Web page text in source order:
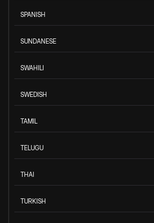
SPANISH
SUNDANESE
SWAHILI
SWEDISH
TAMIL
TELUGU
THAI
TURKISH